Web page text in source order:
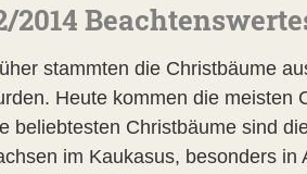
2014
stammten die Christbäume
Heute kommen die meisten
beliebtesten Christbäume sind
im Kaukasus, besonders